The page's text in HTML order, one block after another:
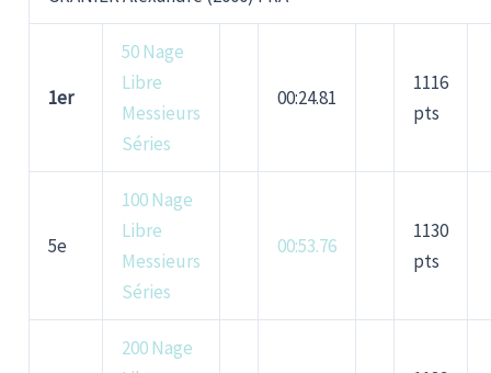
1er
50 Nage
Libre
Messieurs
Séries
00:24.81
1116
pts
5e
100 Nage
Libre
Messieurs
Séries
00:53.76
1130
pts
200 Nage